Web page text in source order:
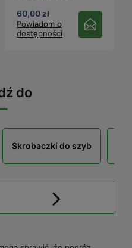
60,00 zł
Powiadom o
dostępności
do
Skrobaczki do szyb